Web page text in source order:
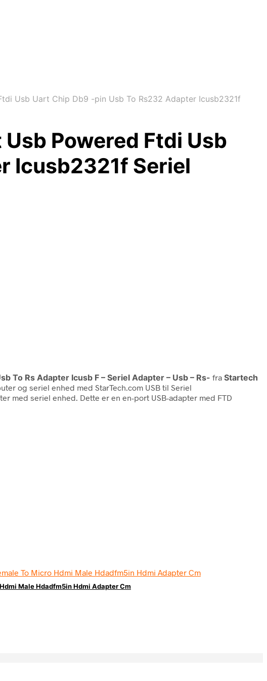
Usb Uart Chip Db9 -pin Usb To Rs232 Adapter Icusb2321f
Powered Ftdi Usb
Icusb2321f Seriel
To Rs Adapter Icusb F – Seriel Adapter – Usb – Rs- fra Startech
og seriel enhed med StarTech.com USB til Seriel
med seriel enhed. Dette er en en-port USB-adapter med FTD
Male Hdadfm5in Hdmi Adapter Cm